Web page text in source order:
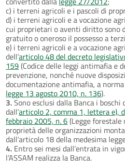
c) i terreni agricoli e i pascoli di
d) i terreni agricoli e a vocazione
cui proprietari o aventi diritto sono
gratuito o oneroso il possesso a
e) i terreni agricoli e a vocazione
dell’articolo 48 del decreto
159(Codice delle leggi antimafia e
prevenzione, nonché nuove
documentazione antimafia, a
legge 13 agosto 2010, n. 136).
3. Sono esclusi dalla Banca i boschi
dall’articolo 2, comma 1, lettera e),
febbraio 2005, n. 6(Legge
proprietà delle organizzazioni
dall’articolo 18 della medesima
4. Entro sei mesi dall’entrata in
l’ASSAM realizza la Banca.